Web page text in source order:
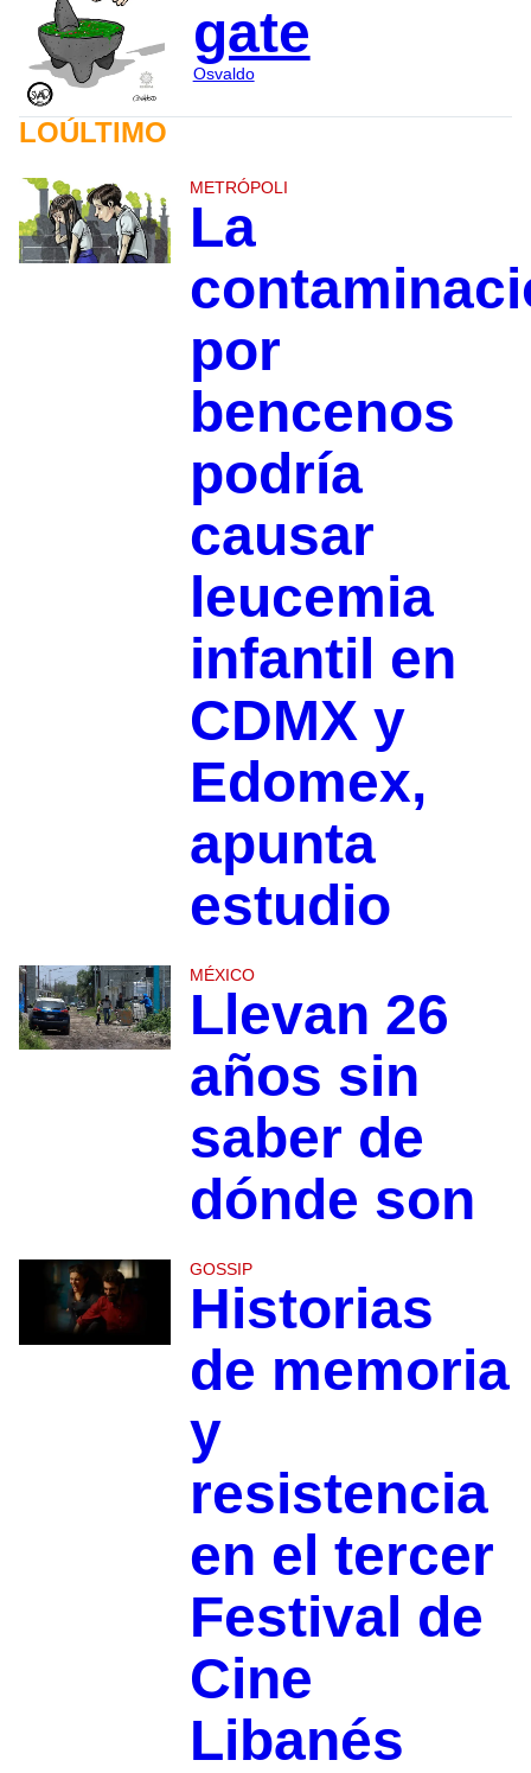
gate
Osvaldo
LOÚLTIMO
METRÓPOLI
La
por
bencenos
podría
causar
leucemia
infantil en
CDMX y
Edomex,
apunta
estudio
MÉXICO
Llevan 26
años sin
saber de
dónde son
GOSSIP
Historias
de memoria
y
resistencia
en el tercer
Festival de
Cine
Libanés